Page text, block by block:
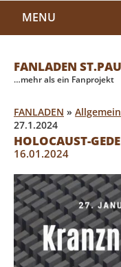
MENU
FANLADEN
…mehr als ein Fanprojekt
FANLADEN » Allgemein
27.1.2024
HOLOCAUST-
16.01.2024